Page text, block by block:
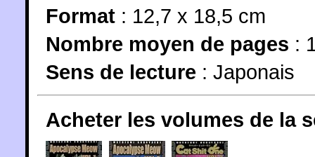
Format : 12,7 x 18,5 cm
Nombre moyen de pages :
Sens de lecture : Japonais
Acheter les volumes de la